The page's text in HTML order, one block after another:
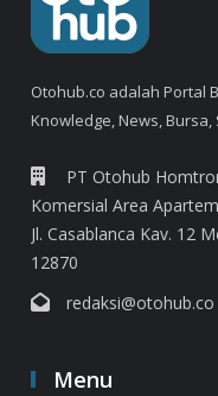
Otohub.co adalah Portal
Knowledge, News,
PT Otohub
Komersial Area
Jl. Casablanca Kav. 12
12870
redaksi@otohub.co
Menu